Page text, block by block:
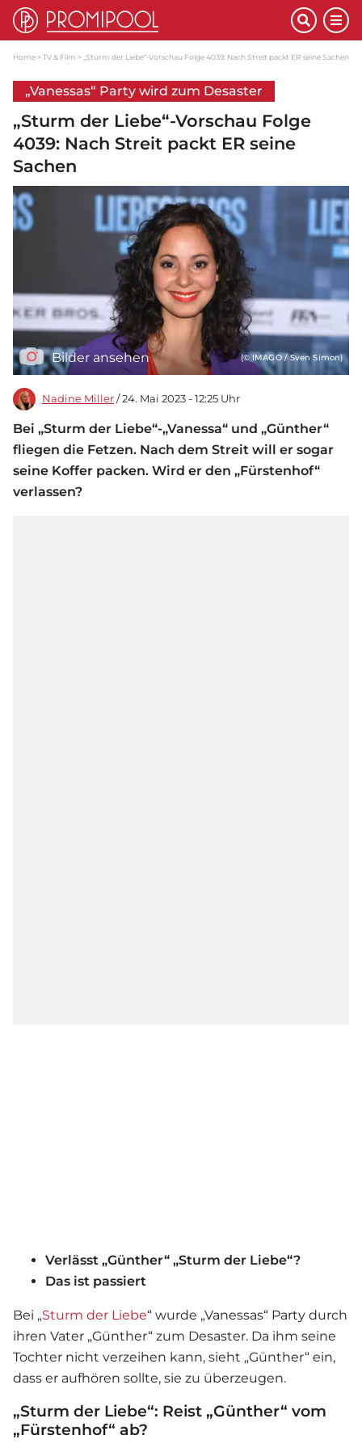
Home TV & Film „Sturm der Liebe“-Vorschau Folge 4039: Nach Streit packt ER seine Sachen
„Vanessas“ Party wird zum Desaster
„Sturm der Liebe“-Vorschau Folge
4039: Nach Streit packt ER seine
Sachen
Bilder ansehen (© IMAGO / Sven Simon)
Nadine Miller / 24. Mai 2023 - 12:25 Uhr
Bei „Sturm der Liebe“-„Vanessa“ und „Günther“
fliegen die Fetzen. Nach dem Streit will er sogar
seine Koffer packen. Wird er den „Fürstenhof“
verlassen?
Verlässt „Günther“ „Sturm der Liebe“?
Das ist passiert
Bei „Sturm der Liebe“ wurde „Vanessas“ Party durch
ihren Vater „Günther“ zum Desaster. Da ihm seine
Tochter nicht verzeihen kann, sieht „Günther“ ein,
dass er aufhören sollte, sie zu überzeugen.
„Sturm der Liebe“: Reist „Günther“ vom
„Fürstenhof“ ab?